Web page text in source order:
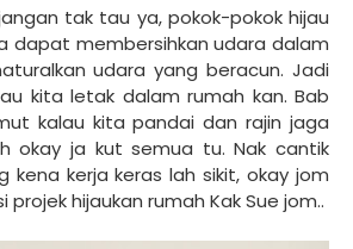
tak tau ya, pokok-pokok hijau
dapat membersihkan udara dalam
udara yang beracun. Jadi
kita letak dalam rumah kan. Bab
kalau kita pandai dan rajin jaga
okay ja kut semua tu. Nak cantik
kena kerja keras lah sikit, okay jom
projek hijaukan rumah Kak Sue jom..